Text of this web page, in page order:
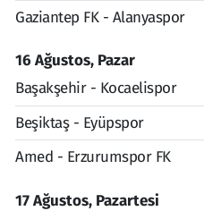
Gaziantep FK - Alanyaspor
16 Ağustos, Pazar
Başakşehir - Kocaelispor
Beşiktaş - Eyüpspor
Amed - Erzurumspor FK
17 Ağustos, Pazartesi